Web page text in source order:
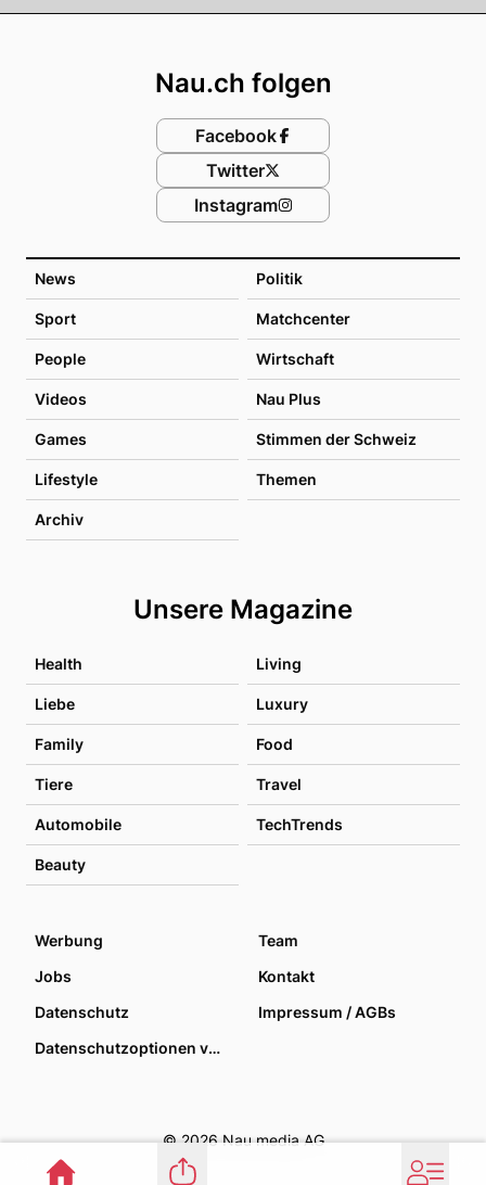
News Politik
Sport Matchcenter
People Wirtschaft
Videos Nau Plus
Games Stimmen der Schweiz
Lifestyle Themen
Archiv
Unsere Magazine
Health Living
Liebe Luxury
Family Food
Tiere Travel
Automobile TechTrends
Beauty
Nau.ch folgen
Facebook
Twitter
Instagram
Werbung
Team
Jobs
Kontakt
Datenschutz
Impressum / AGBs
Datenschutzoptionen verwalten
© 2026 Nau media AG